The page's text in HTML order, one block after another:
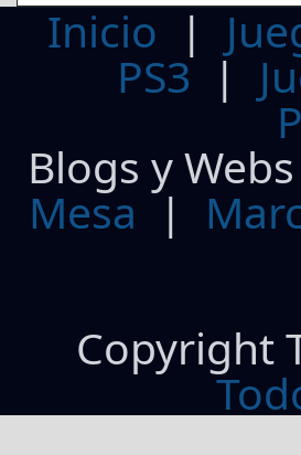
Inicio |
PS3|
Blogs y
Mesa |
Copyright